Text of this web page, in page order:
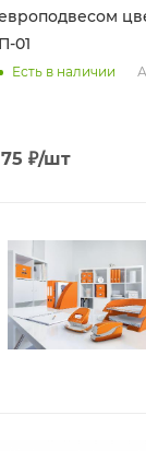
П-01
Есть в наличии
75 ₽/шт